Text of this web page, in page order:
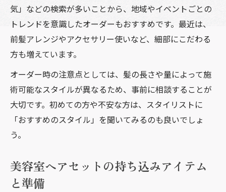
気」などの検索が多いことから、地域やイベントごとの
トレンドを意識したオーダーもおすすめです。最近は、
前髪アレンジやアクセサリー使いなど、細部にこだわる
方も増えています。
オーダー時の注意点としては、髪の長さや量によって施
術可能なスタイルが異なるため、事前に相談することが
大切です。初めての方や不安な方は、スタイリストに
「おすすめのスタイル」を聞いてみるのも良いでしょ
う。
美容室ヘアセットの持ち込みアイテム
と準備